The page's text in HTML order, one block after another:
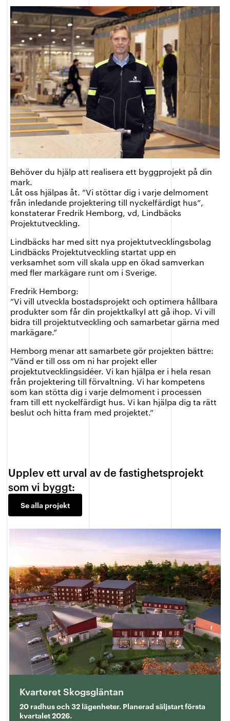
Behöver du hjälp att realisera ett byggprojekt på din
mark.
Låt oss hjälpas åt. ”Vi stöttar dig i varje delmoment
från inledande projektering till nyckelfärdigt hus”,
konstaterar Fredrik Hemborg, vd, Lindbäcks
Projektutveckling.
Lindbäcks har med sitt nya projektutvecklingsbolag
Lindbäcks Projektutveckling startat upp en
verksamhet som vill skala upp en ökad samverkan
med fler markägare runt om i Sverige.
Fredrik Hemborg:
”Vi vill utveckla bostadsprojekt och optimera hållbara
produkter som får din projektkalkyl att gå ihop. Vi vill
bidra till projektutveckling och samarbetar gärna med
markägare.”
Hemborg menar att samarbete gör projekten bättre:
”Vänd er till oss om ni har projekt eller
projektutvecklingsidéer. Vi kan hjälpa er i hela resan
från projektering till förvaltning. Vi har kompetens
som kan stötta dig i varje delmoment i processen
fram till ett nyckelfärdigt hus. Vi kan hjälpa dig ta rätt
beslut och hitta fram med projektet.”
Upplev ett urval av de fastighetsprojekt
som vi byggt:
Se alla projekt
Kvarteret Skogsgläntan
20 radhus och 32 lägenheter. Planerad säljstart första
kvartalet 2026.